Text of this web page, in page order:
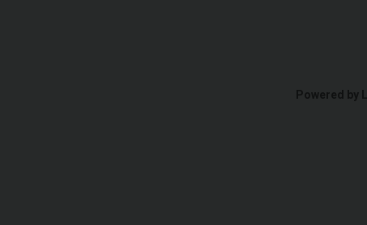
Powered by